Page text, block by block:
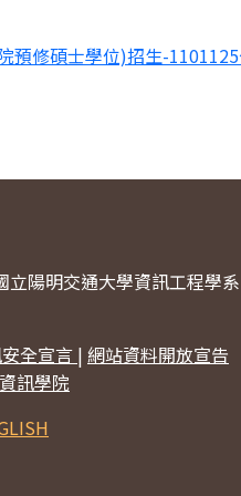
預修碩士學位)招生-
陽明交通大學資訊工程學
全宣言 | 網站資料開放宣告
資訊學院